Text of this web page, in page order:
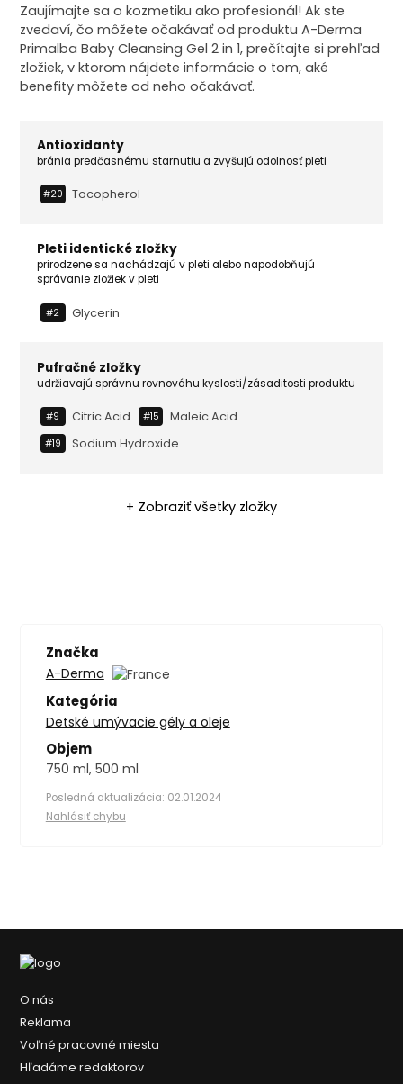
Zaujímajte sa o kozmetiku ako profesionál! Ak ste
zvedaví, čo môžete očakávať od produktu A-Derma
Primalba Baby Cleansing Gel 2 in 1, prečítajte si prehľad
zložiek, v ktorom nájdete informácie o tom, aké
benefity môžete od neho očakávať.
Antioxidanty
bránia predčasnému starnutiu a zvyšujú odolnosť pleti
#20 Tocopherol
Pleti identické zložky
prirodzene sa nachádzajú v pleti alebo napodobňujú
správanie zložiek v pleti
#2 Glycerin
Pufračné zložky
udržiavajú správnu rovnováhu kyslosti/zásaditosti produktu
#9 Citric Acid #15 Maleic Acid
#19 Sodium Hydroxide
+ Zobraziť všetky zložky
Značka
A-Derma
Kategória
Detské umývacie gély a oleje
Objem
750 ml, 500 ml
Posledná aktualizácia: 02.01.2024
Nahlásiť chybu
O nás
Reklama
Voľné pracovné miesta
Hľadáme redaktorov